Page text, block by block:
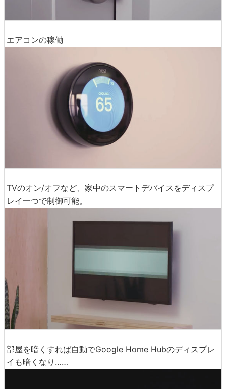
エアコンの稼働
TVのオン/オフなど、家中のスマートデバイスをディスプ
レイ一つで制御可能。
部屋を暗くすれば自動でGoogle Home Hubのディスプレ
イも暗くなり……